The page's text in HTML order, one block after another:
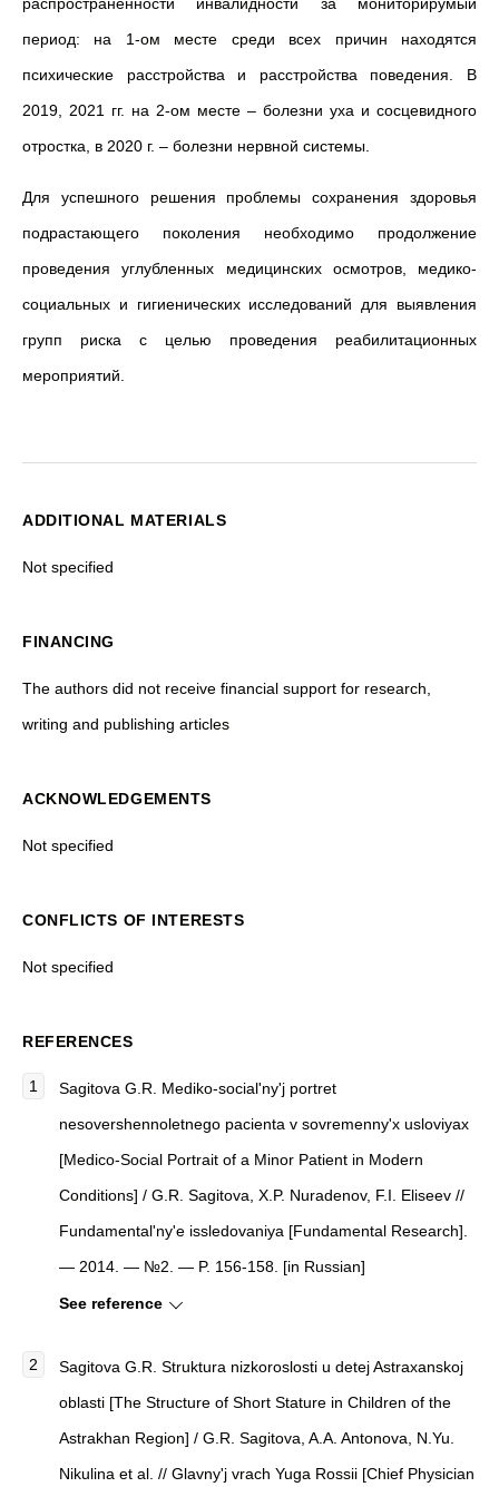
период: на 1-ом месте среди всех причин находятся
психические расстройства и расстройства поведения. В
2019, 2021 гг. на 2-ом месте – болезни уха и сосцевидного
отростка, в 2020 г. – болезни нервной системы.
Для успешного решения проблемы сохранения здоровья
подрастающего поколения необходимо продолжение
проведения углубленных медицинских осмотров, медико-
социальных и гигиенических исследований для выявления
групп риска с целью проведения реабилитационных
мероприятий.
ADDITIONAL MATERIALS
Not specified
FINANCING
The authors did not receive financial support for research,
writing and publishing articles
ACKNOWLEDGEMENTS
Not specified
CONFLICTS OF INTERESTS
Not specified
REFERENCES
Sagitova G.R. Mediko-social'ny'j portret
nesovershennoletnego pacienta v sovremenny'x usloviyax
[Medico-Social Portrait of a Minor Patient in Modern
Conditions] / G.R. Sagitova, X.P. Nuradenov, F.I. Eliseev //
Fundamental'ny'e issledovaniya [Fundamental Research]
— 2014. — №2. — P. 156-158. [in Russian]
See reference
Sagitova G.R. Struktura nizkoroslosti u detej Astraxanskoj
oblasti [The Structure of Short Stature in Children of the
Astrakhan Region] / G.R. Sagitova, A.A. Antonova, N.Yu.
Nikulina et al. // Glavny'j vrach Yuga Rossii [Chief Physician